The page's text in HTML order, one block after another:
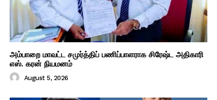
அம்பாறை மாவட்ட சமுர்த்திப் பணிப்பாளராக சிரேஷ்ட அதிகாரி
எஸ். கரன் நியமனம்
August 5, 2026